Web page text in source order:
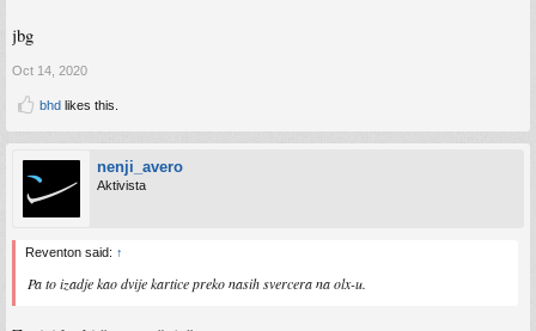
jbg
Oct 14, 2020
bhd likes this.
nenji_avero
Aktivista
Reventon said: ↑
Pa to izadje kao dvije kartice preko nasih svercera na olx-u.